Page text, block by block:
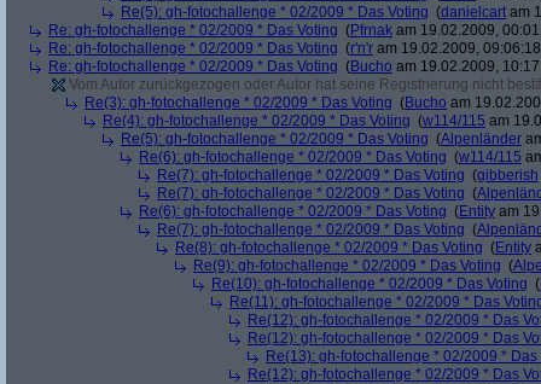
Re(5): gh-fotochallenge * 02/2009 * Das Voting (danielcart am
Re: gh-fotochallenge * 02/2009 * Das Voting (Pfrnak am 19.02.2009,
Re: gh-fotochallenge * 02/2009 * Das Voting (r'n'r am 19.02.2009,
Re: gh-fotochallenge * 02/2009 * Das Voting (Bucho am 19.02.2009,
Vom Autor zurückgezogen oder Autor hat seine Registrierung nicht
Re(3): gh-fotochallenge * 02/2009 * Das Voting (Bucho am
Re(4): gh-fotochallenge * 02/2009 * Das Voting (w114/115 am
Re(5): gh-fotochallenge * 02/2009 * Das Voting (Alpenländer
Re(6): gh-fotochallenge * 02/2009 * Das Voting (w114/115
Re(7): gh-fotochallenge * 02/2009 * Das Voting (gibberish
Re(7): gh-fotochallenge * 02/2009 * Das Voting (
Re(6): gh-fotochallenge * 02/2009 * Das Voting (Entity am
Re(7): gh-fotochallenge * 02/2009 * Das Voting (
Re(8): gh-fotochallenge * 02/2009 * Das Voting (Entity
Re(9): gh-fotochallenge * 02/2009 * Das Voting (
Re(10): gh-fotochallenge * 02/2009 * Das Voting (
Re(11): gh-fotochallenge * 02/2009 * Das
Re(12): gh-fotochallenge * 02/2009 * Das
Re(12): gh-fotochallenge * 02/2009 * Das
Re(13): gh-fotochallenge * 02/2009 * Das
Re(12): gh-fotochallenge * 02/2009 * Das